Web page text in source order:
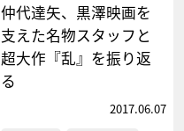
仲代達矢、黒澤映画を
支えた名物スタッフと
超大作『乱』を振り返
る
2017.06.07